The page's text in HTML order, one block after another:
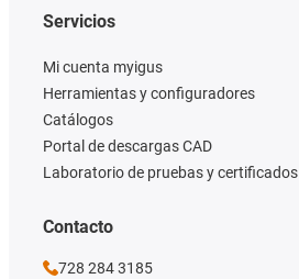
Servicios
Mi cuenta myigus
Herramientas y configuradores
Catálogos
Portal de descargas CAD
Laboratorio de pruebas y certificados
Contacto
728 284 3185